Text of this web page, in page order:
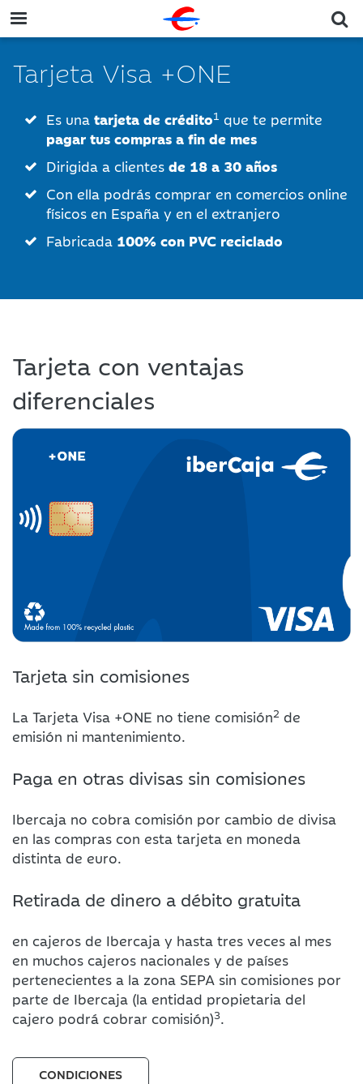
Tarjeta Visa +ONE
Es una tarjeta de crédito1 que te permite
pagar tus compras a fin de mes
Dirigida a clientes de 18 a 30 años
Con ella podrás comprar en comercios online
físicos en España y en el extranjero
Fabricada 100% con PVC reciclado
Tarjeta con ventajas
diferenciales
Tarjeta sin comisiones
La Tarjeta Visa +ONE no tiene comisión2 de
emisión ni mantenimiento.
Paga en otras divisas sin comisiones
Ibercaja no cobra comisión por cambio de divisa
en las compras con esta tarjeta en moneda
distinta de euro.
Retirada de dinero a débito gratuita
en cajeros de Ibercaja y hasta tres veces al mes
en muchos cajeros nacionales y de países
pertenecientes a la zona SEPA sin comisiones por
parte de Ibercaja (la entidad propietaria del
cajero podrá cobrar comisión)3.
CONDICIONES